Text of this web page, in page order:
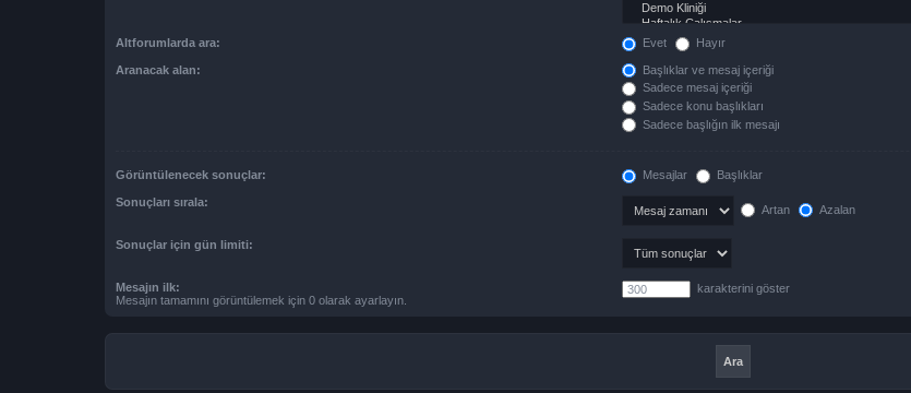
Altforumlarda ara: Evet Hayır
Aranacak alan:
Başlıklar ve mesaj içeriği
Sadece mesaj içeriği
Sadece konu başlıkları
Sadece başlığın ilk mesajı
Görüntülenecek sonuçlar: Mesajlar Başlıklar
Sonuçları sırala:
Artan Azalan
Sonuçlar için gün limiti:
Mesajın ilk:
Mesajın tamamını görüntülemek için 0 olarak ayarlayın.
karakterini göster